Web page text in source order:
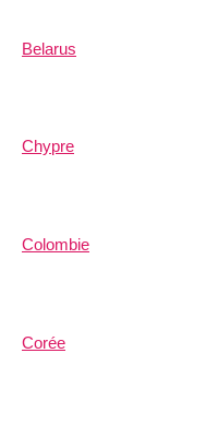
Belarus
Chypre
Colombie
Corée